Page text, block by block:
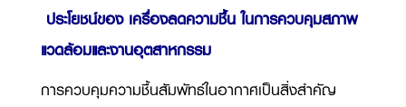
ประโยชน์ของ เครื่องลดความชื้น ในการควบคุมสภาพ
แวดล้อมและงานอุตสาหกรรม
การควบคุมความชื้นสัมพัทธ์ในอากาศเป็นสิ่งสำคัญ